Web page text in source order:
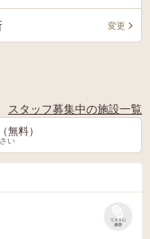
変更
スタッフ募集中の施設一覧
料）
い
リストに
保存